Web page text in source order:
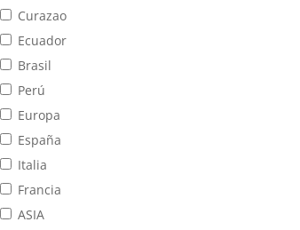
Curazao
Ecuador
Brasil
Perú
Europa
España
Italia
Francia
ASIA